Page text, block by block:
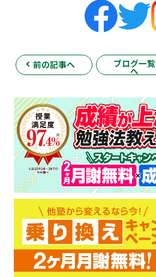
前の記事へ ブログ一覧
へ